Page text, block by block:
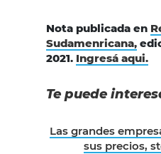
Nota publicada en
Sudamenricana,
2021. Ingresá aqui.
Te puede
Las grandes
sus precios,